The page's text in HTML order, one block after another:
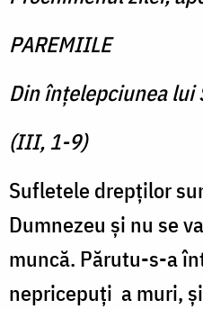
PAREMIILE
Din înţelepciunea lui
(III, 1-9)
Sufletele drepţilor
Dumnezeu şi nu se
muncă. Părutu-s-a
nepricepuţi a muri,